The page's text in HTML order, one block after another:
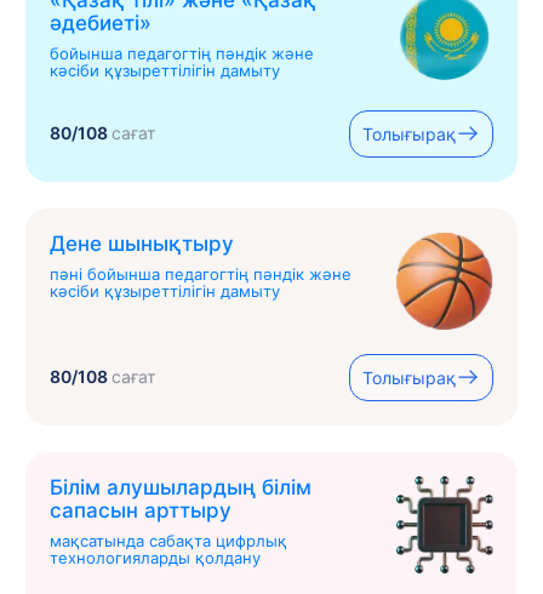
əдебиеті»
бойынша педагогтің пәндік және
кәсіби құзыреттілігін дамыту
80/108сағат Толығырақ
Дене шынықтыру
пәні бойынша педагогтің пәндік және
кәсіби құзыреттілігін дамыту
80/108сағат Толығырақ
Білім алушылардың білім
сапасын арттыру
мақсатында сабақта цифрлық
технологияларды қолдану